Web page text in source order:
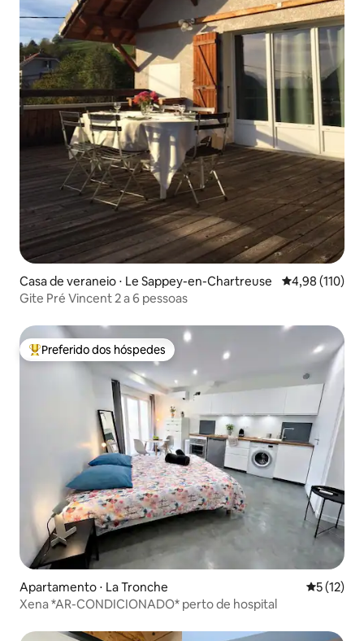
Casa de veraneio ⋅ Le Sappey-en-Chartreuse 4,98 de uma
4,98 (110)
Gite Pré Vincent 2 a 6 pessoas
Entre os melhores preferidos dos hóspedes
Preferido dos hóspedes
Apartamento ⋅ La Tronche 5 de uma
5 (12)
Xena *AR-CONDICIONADO* perto de hospital